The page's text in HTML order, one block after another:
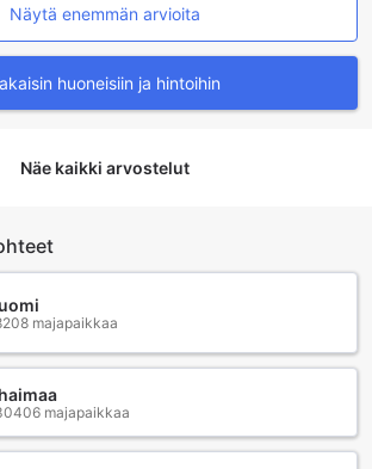
Näytä enemmän arvioita
huoneisiin ja hintoihin
Näe kaikki arvostelut
majapaikkaa
majapaikkaa